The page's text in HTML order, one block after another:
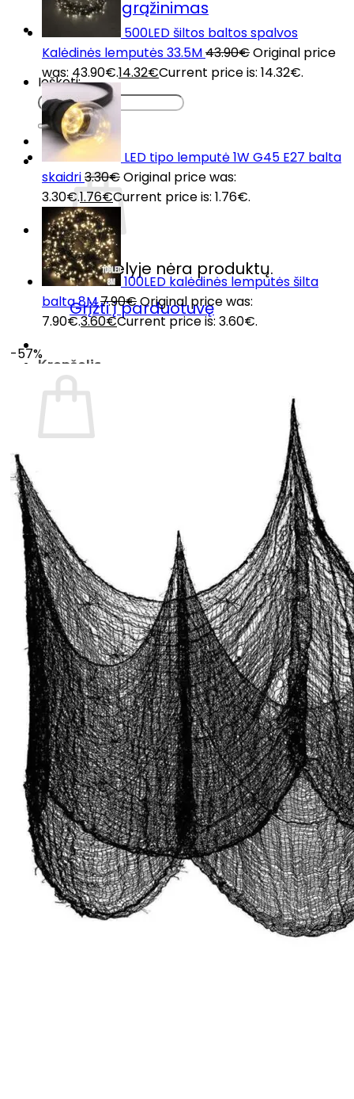
Prekių grąžinimas
Kontaktai
Ieškoti:
Krepšelyje nėra produktų.
Grįžti į parduotuvę
Krepšelis
Grįžti į parduotuvę
500LED šiltos baltos spalvos
Kalėdinės lemputės 33.5M43.90€Original price
was: 43.90€.14.32€Current price is: 14.32€.
LED tipo lemputė 1W G45 E27 balta
skaidri3.30€Original price was:
3.30€.1.76€Current price is: 1.76€.
100LED kalėdinės lemputės šilta
balta 8M7.90€Original price was:
7.90€.3.60€Current price is: 3.60€.
-57%